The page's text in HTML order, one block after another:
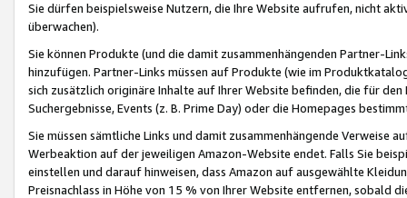
Sie dürfen beispielsweise Nutzern, die Ihre Website aufrufen, nicht
überwachen).
Sie können Produkte (und die damit zusammenhängenden Partner-
hinzufügen. Partner-Links müssen auf Produkte (wie im
sich zusätzlich originäre Inhalte auf Ihrer Website befinden, die für
Suchergebnisse, Events (z. B. Prime Day) oder die Homepages
Sie müssen sämtliche Links und damit zusammenhängende
Werbeaktion auf der jeweiligen Amazon-Website endet. Falls Sie
einstellen und darauf hinweisen, dass Amazon auf ausgewählte
Preisnachlass in Höhe von 15 % von Ihrer Website entfernen, sobald